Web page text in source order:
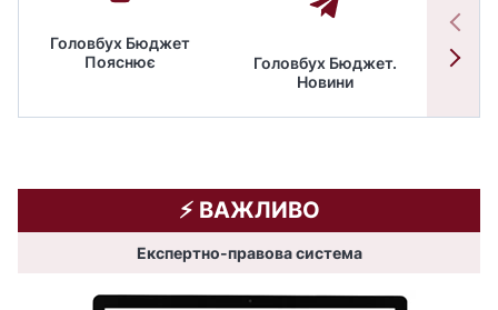
Головбух Бюджет
Пояснює
Головбух Бюджет.
Новини
⚡️ ВАЖЛИВО
Експертно-правова система